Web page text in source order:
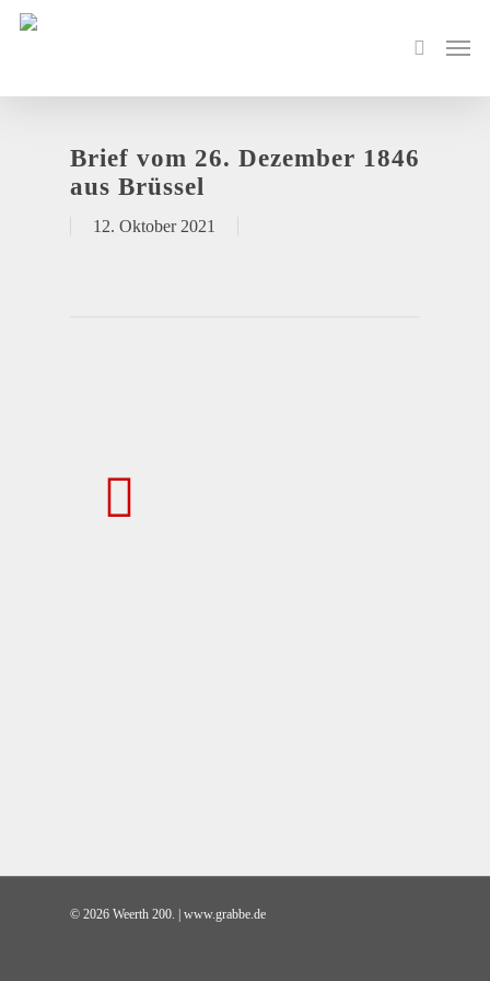
Brief vom 26. Dezember 1846
aus Brüssel
12. Oktober 2021
© 2026 Weerth 200. | www.grabbe.de